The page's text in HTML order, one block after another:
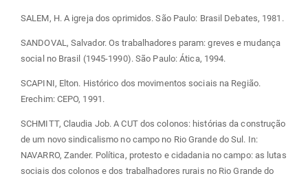
SALEM, H. A igreja dos oprimidos. São Paulo: Brasil Debates, 1981.
SANDOVAL, Salvador. Os trabalhadores param: greves e mudança
social no Brasil (1945-1990). São Paulo: Ática, 1994.
SCAPINI, Elton. Histórico dos movimentos sociais na Região.
Erechim: CEPO, 1991.
SCHMITT, Claudia Job. A CUT dos colonos: histórias da construção
de um novo sindicalismo no campo no Rio Grande do Sul. In:
NAVARRO, Zander. Política, protesto e cidadania no campo: as lutas
sociais dos colonos e dos trabalhadores rurais no Rio Grande do